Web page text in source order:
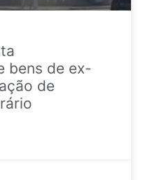
bens de ex-
de